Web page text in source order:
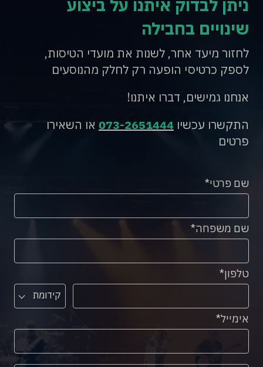
ניתן לבדוק איתנו על ביצוע
שינויים בחבילה
לחזור מיעד אחר, לשנות את מועדי הטיסות,
לספק כרטיסי הופעה רק לחלק מהנוסעים
אנחנו גמישים, דברו איתנו!
התקשרו עכשיו 073-2651444 או השאירו
פרטים
שם פרטי
שם משפחה
טלפון
קידומת
אימייל